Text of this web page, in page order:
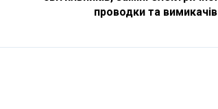
проводки та вимикачів